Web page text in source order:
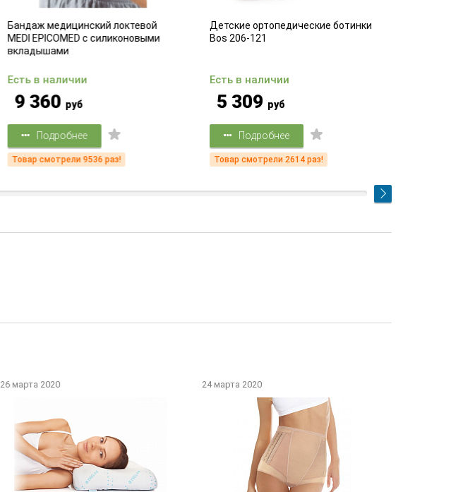
Бандаж медицинский локтевой
MEDI EPICOMED с силиконовыми
вкладышами
Есть в наличии
9 360 руб
Подробнее
Товар смотрели 9536 раз!
Детские ортопедические ботинки
Bos 206-121
Есть в наличии
5 309 руб
Подробнее
Товар смотрели 2614 раз!
26 марта 2020 24 марта 2020